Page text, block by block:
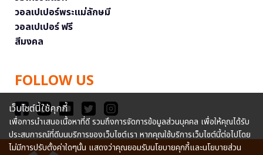
วอลเปเปอร์พระแม่ลักษมี
วอลเปเปอร์ ฟรี
สีมงคล
FOLLOW US
เว็บไซต์นี้ใช้คุกกี้
เพื่อการนำเสนอเนื้อหาที่ดี รวมถึงการจัดการข้อมูลส่วนบุคคล เพื่อให้คุณได้รับ
ประสบการณ์ที่ดีบนบริการของเว็บไซต์เรา หากคุณใช้บริการเว็บไซต์นี้ต่อไปโดย
ไม่มีการปรับตั้งค่าใดๆนั้น แสดงว่าคุณยอมรับนโยบายคุกกี้และนโยบายส่วน